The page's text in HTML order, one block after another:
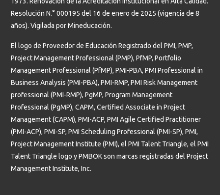
Resolución N.° 000195 del 16 de enero de 2025 (vigencia de 8
años). Vigilada por Mineducación.
El logo de Proveedor de Educación Registrado del PMI, PMP,
Project Management Professional (PMP), PfMP, Portfolio
Management Professional (PfMP), PMI-PBA, PMI Professional in
Business Analysis (PMI-PBA), PMI-RMP, PMI Risk Management
professional (PMI-RMP), PgMP, Program Management
Professional (PgMP), CAPM, Certified Associate in Project
Management (CAPM), PMI-ACP, PMI Agile Certified Practitioner
(PMI-ACP), PMI-SP, PMI Scheduling Professional (PMI-SP), PMI,
Project Management Institute (PMI), el PMI Talent Triangle, el PMI
Talent Triangle logo y PMBOK son marcas registradas del Project
Management Institute, Inc.